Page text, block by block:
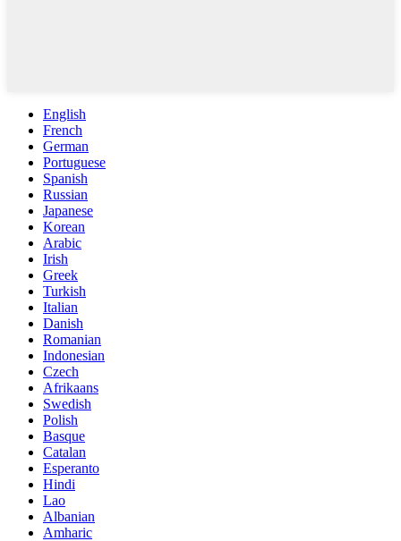
English
French
German
Portuguese
Spanish
Russian
Japanese
Korean
Arabic
Irish
Greek
Turkish
Italian
Danish
Romanian
Indonesian
Czech
Afrikaans
Swedish
Polish
Basque
Catalan
Esperanto
Hindi
Lao
Albanian
Amharic